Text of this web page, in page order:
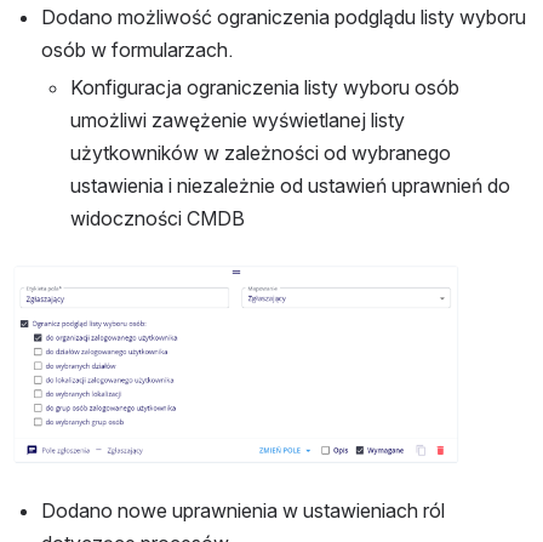
Dodano możliwość ograniczenia podglądu listy wyboru
osób w formularzach.
Konfiguracja ograniczenia listy wyboru osób
umożliwi zawężenie wyświetlanej listy
użytkowników w zależności od wybranego
ustawienia i niezależnie od ustawień uprawnień do
widoczności CMDB
Otwórz
Dodano nowe uprawnienia w ustawieniach ról